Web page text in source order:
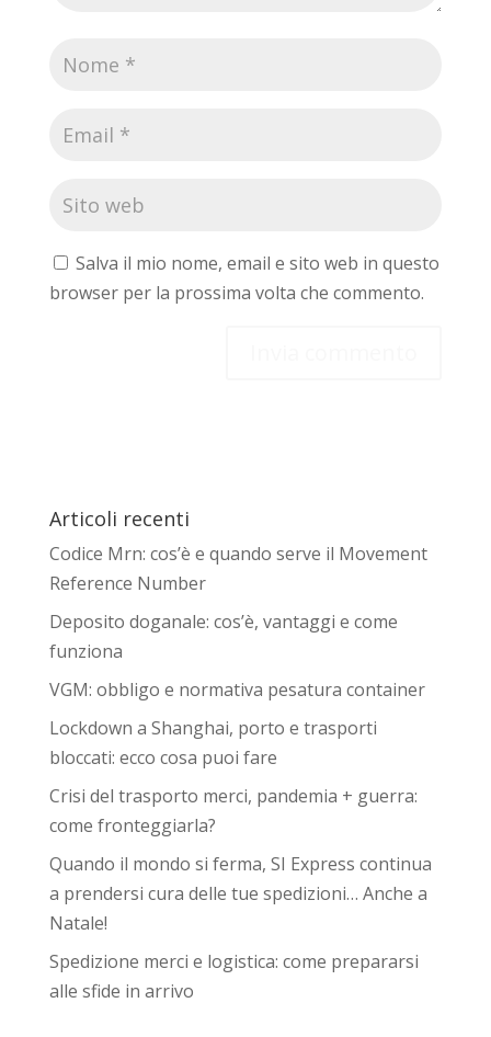
Salva il mio nome, email e sito web in questo
browser per la prossima volta che commento.
Articoli recenti
Codice Mrn: cos’è e quando serve il Movement
Reference Number
Deposito doganale: cos’è, vantaggi e come
funziona
VGM: obbligo e normativa pesatura container
Lockdown a Shanghai, porto e trasporti
bloccati: ecco cosa puoi fare
Crisi del trasporto merci, pandemia + guerra:
come fronteggiarla?
Quando il mondo si ferma, SI Express continua
a prendersi cura delle tue spedizioni… Anche a
Natale!
Spedizione merci e logistica: come prepararsi
alle sfide in arrivo